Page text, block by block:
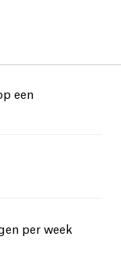
een
per week